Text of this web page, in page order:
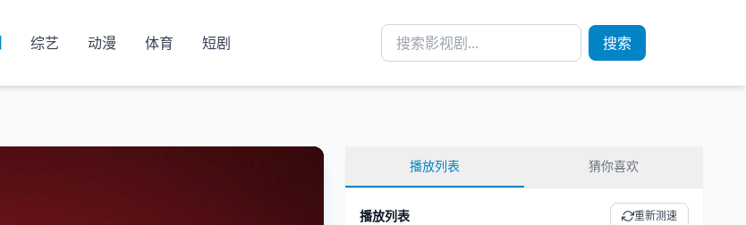
综艺 动漫 体育 短剧 搜索
播放列表 猜你喜欢
播放列表 重新测速